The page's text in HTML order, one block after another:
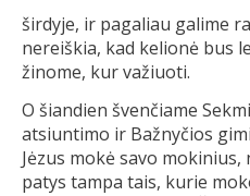
širdyje, ir pagaliau galime
nereiškia, kad kelionė bus
žinome, kur važiuoti.
O šiandien švenčiame
atsiuntimo ir Bažnyčios
Jėzus mokė savo
patys tampa tais, kurie